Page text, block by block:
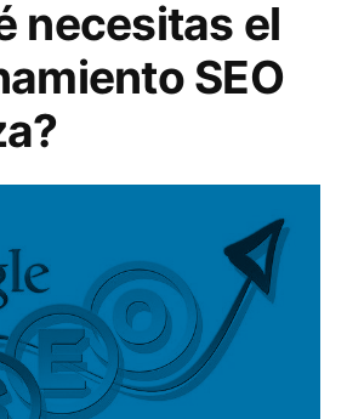
tus
envases
de
necesitas el
SEO